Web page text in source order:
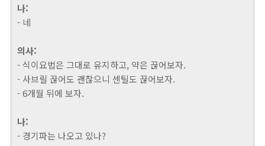
나:
- 네
의사:
- 식이요법은 그대로 유지하고, 약은 끊어보자.
- 사브릴 끊어도 괜찮으니 센틸도 끊어보자.
- 6개월 뒤에 보자.
나:
- 경기파는 나오고 있나?